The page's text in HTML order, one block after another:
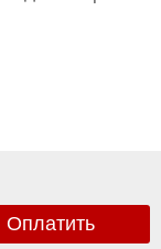
Оплатить